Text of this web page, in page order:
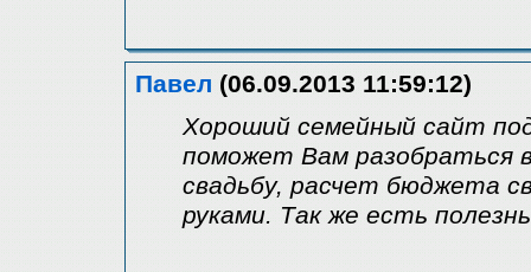
Павел (06.09.2013 11:59:12)
Хороший семейный сайт
поможет Вам разобраться
свадьбу, расчет бюджета
руками. Так же есть